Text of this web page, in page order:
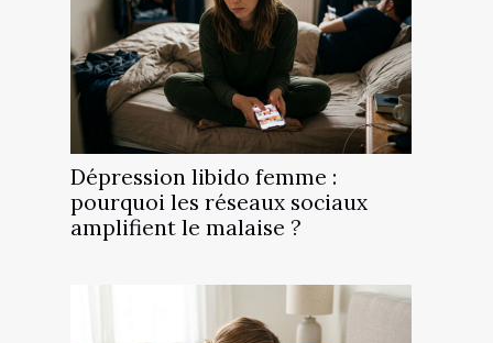
Dépression libido femme :
pourquoi les réseaux sociaux
amplifient le malaise ?